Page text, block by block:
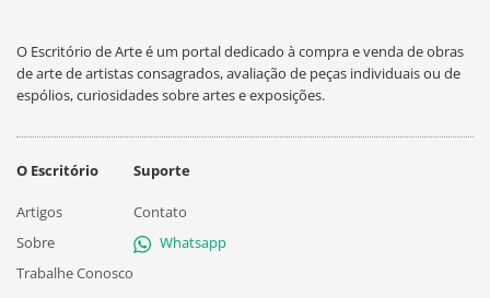
O Escritório de Arte é um portal dedicado à compra e venda de obras
de arte de artistas consagrados, avaliação de peças individuais ou de
espólios, curiosidades sobre artes e exposições.
O Escritório
Artigos
Sobre
Trabalhe Conosco
Suporte
Contato
Whatsapp